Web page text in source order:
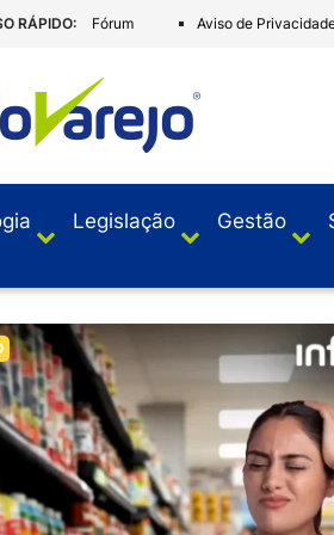
RÁPIDO: Fórum Aviso de
Legislação Gestão